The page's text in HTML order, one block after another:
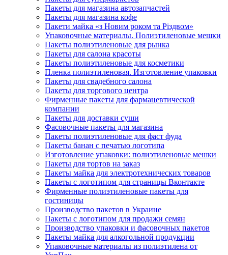
Пакеты для магазина автозапчастей
Пакеты для магазина кофе
Пакети майка «з Новим роком та Різдвом»
Упаковочные материалы. Полиэтиленовые мешки
Пакеты полиэтиленовые для рынка
Пакеты для салона красоты
Пакеты полиэтиленовые для косметики
Пленка полиэтиленовая. Изготовление упаковки
Пакеты для свадебного салона
Пакеты для торгового центра
Фирменные пакеты для фармацевтической
компании
Пакеты для доставки суши
Фасовочные пакеты для магазина
Пакеты полиэтиленовые для фаст фуда
Пакеты банан с печатью логотипа
Изготовление упаковки: полиэтиленовые мешки
Пакеты для тортов на заказ
Пакеты майка для электротехнических товаров
Пакеты с логотипом для страницы Вконтакте
Фирменные полиэтиленовые пакеты для
гостиницы
Производство пакетов в Украине
Пакеты с логотипом для продажи семян
Производство упаковки и фасовочных пакетов
Пакеты майка для алкогольной продукции
Упаковочные материалы из полиэтилена от